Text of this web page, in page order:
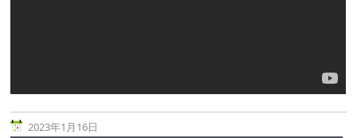
2023年1月16日